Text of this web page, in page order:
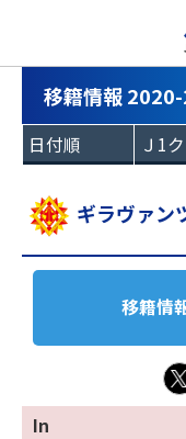
移籍情報
ギラヴァン
移籍情
X
In